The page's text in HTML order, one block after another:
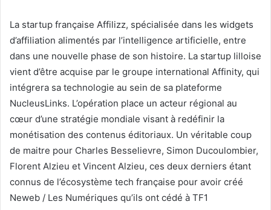
La startup française Affilizz, spécialisée dans les widgets
d’affiliation alimentés par l’intelligence artificielle, entre
dans une nouvelle phase de son histoire. La startup lilloise
vient d’être acquise par le groupe international Affinity, qui
intégrera sa technologie au sein de sa plateforme
NucleusLinks. L’opération place un acteur régional au
cœur d’une stratégie mondiale visant à redéfinir la
monétisation des contenus éditoriaux. Un véritable coup
de maitre pour Charles Besselievre, Simon Ducoulombier,
Florent Alzieu et Vincent Alzieu, ces deux derniers étant
connus de l’écosystème tech française pour avoir créé
Neweb / Les Numériques qu’ils ont cédé à TF1